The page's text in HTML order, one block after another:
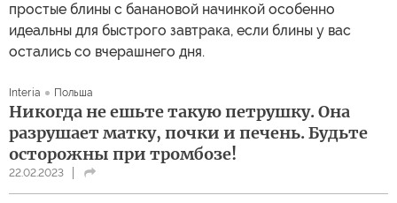
простые блины с банановой начинкой особенно
идеальны для быстрого завтрака, если блины у вас
остались со вчерашнего дня.
Interia Польша
Никогда не ешьте такую петрушку. Она
разрушает матку, почки и печень. Будьте
осторожны при тромбозе!
22.02.2023